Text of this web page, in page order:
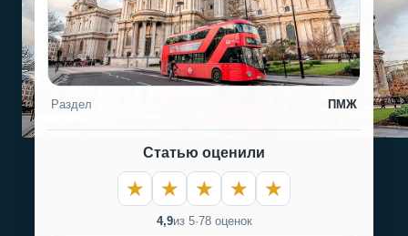
Раздел ПМЖ
Статью оценили
4,9из 5·78 оценок